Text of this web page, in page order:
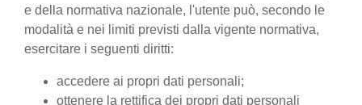
e della normativa nazionale, l'utente può, secondo le
modalità e nei limiti previsti dalla vigente normativa,
esercitare i seguenti diritti:
accedere ai propri dati personali;
ottenere la rettifica dei propri dati personali